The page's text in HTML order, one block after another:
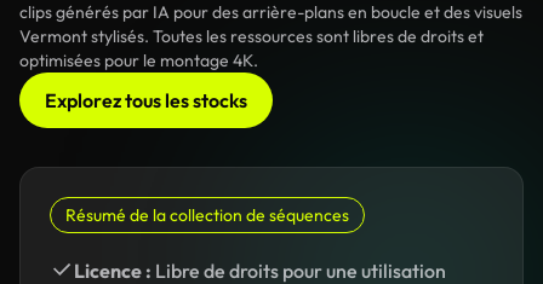
clips générés par IA pour des arrière-plans en boucle et des visuels
Vermont stylisés. Toutes les ressources sont libres de droits et
optimisées pour le montage 4K.
Explorez tous les stocks
Résumé de la collection de séquences
Licence : Libre de droits pour une utilisation